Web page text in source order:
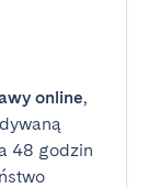
online,
48 godzin